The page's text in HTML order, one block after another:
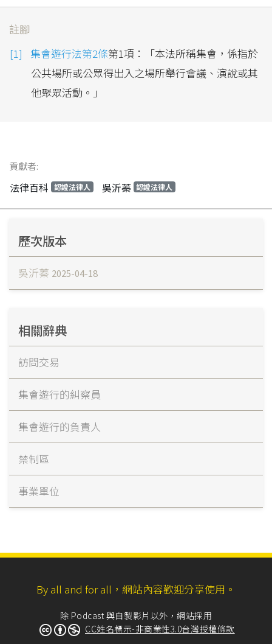
註腳
集會遊行法第2條第1項：「本法所稱集會，係指於
公共場所或公眾得出入之場所舉行會議、演說或其
他聚眾活動。」
貢獻者:
法律百科 認證法律人 吳沂蓁 認證法律人
歷次版本
吳沂蓁 2025-04-18
相關辭典
訪問交易
集會遊行的糾察員
集會遊行的負責人
禁制區
事業單位
By all and for all，網站內容歡迎分享使用。
除 Podcast 與自製影片以外，網站採用
CC姓名標示-非商業性3.0台灣授權條款